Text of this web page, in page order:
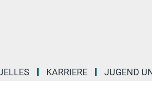
KARRIERE JUGEND